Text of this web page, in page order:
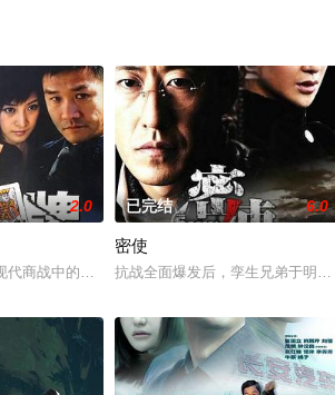
2.0
代商战中的复仇故事：年轻的达扬公司董事长李
已完结 6.0
密使
抗战全面爆发后，孪生兄弟于明